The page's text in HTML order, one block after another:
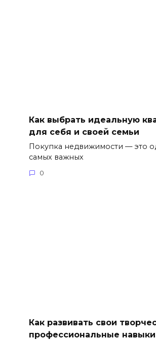
Как выбрать идеальную
для себя и своей семьи
Покупка недвижимости — это
самых важных
0
Как развивать свои
профессиональные